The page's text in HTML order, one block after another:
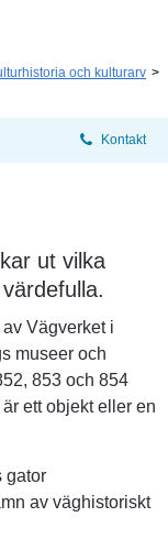
och kulturarv
Kontakt
ut vilka
av Vägverket i
museer och
853 och 854
ett objekt eller en
gator
av väghistoriskt